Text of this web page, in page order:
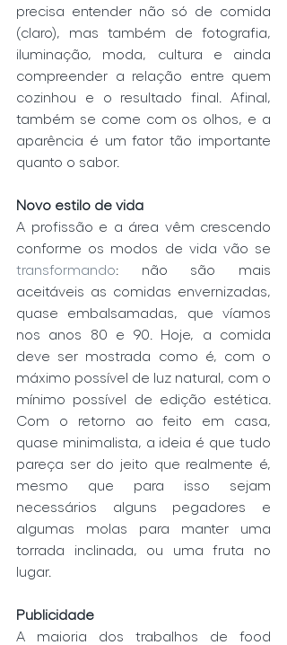
precisa entender não só de comida
(claro), mas também de fotografia,
iluminação, moda, cultura e ainda
compreender a relação entre quem
cozinhou e o resultado final. Afinal,
também se come com os olhos, e a
aparência é um fator tão importante
quanto o sabor.
Novo estilo de vida
A profissão e a área vêm crescendo
transformando: não são mais
aceitáveis as comidas envernizadas,
quase embalsamadas, que víamos
nos anos 80 e 90. Hoje, a comida
deve ser mostrada como é, com o
máximo possível de luz natural, com o
mínimo possível de edição estética.
Com o retorno ao feito em casa,
quase minimalista, a ideia é que tudo
pareça ser do jeito que realmente é,
mesmo que para isso sejam
necessários alguns pegadores e
algumas molas para manter uma
torrada inclinada, ou uma fruta no
lugar.
Publicidade
A maioria dos trabalhos de food